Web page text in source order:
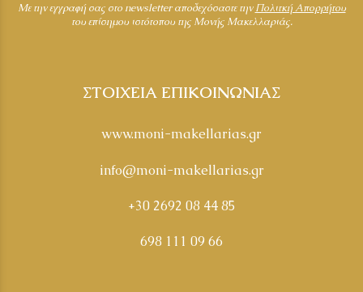
Mε την εγγραφή σας στο newsletter αποδεχόσαστε τηνΠολιτκή Απορρήτου
του επίσημου ιστότοπου της Μονής Μακελλαριάς.
ΣΤΟΙΧΕΙΑ ΕΠΙΚΟΙΝΩΝΙΑΣ
www.moni-makellarias.gr
info@moni-makellarias.gr
+30 2692 08 44 85
698 111 09 66